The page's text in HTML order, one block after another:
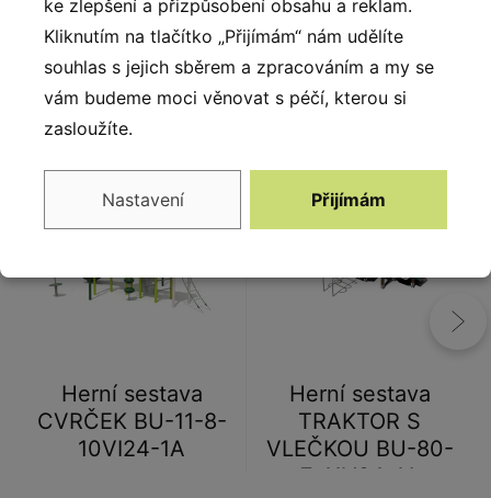
Alternativy
Herní sestava
CVRČEK BU-11-8-
10VI24-1A
Herní sestava
TRAKTOR S
VLEČKOU BU-80-
7-11V24-1A
ke zlepšení a přizpůsobení obsahu a reklam.
Kliknutím na tlačítko „Přijímám“ nám udělíte
souhlas s jejich sběrem a zpracováním a my se
vám budeme moci věnovat s péčí, kterou si
zasloužíte.
Nastavení Přijímám